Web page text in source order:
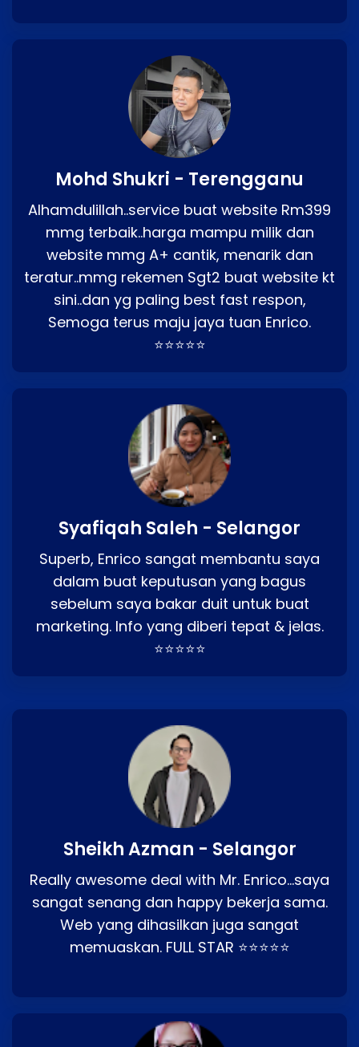
Mohd Shukri - Terengganu
Alhamdulillah..service buat website Rm399
mmg terbaik..harga mampu milik dan
website mmg A+ cantik, menarik dan
teratur..mmg rekemen Sgt2 buat website kt
sini..dan yg paling best fast respon,
Semoga terus maju jaya tuan Enrico.
⭐⭐⭐⭐⭐
Syafiqah Saleh - Selangor
Superb, Enrico sangat membantu saya
dalam buat keputusan yang bagus
sebelum saya bakar duit untuk buat
marketing. Info yang diberi tepat & jelas.
⭐⭐⭐⭐⭐
Sheikh Azman - Selangor
Really awesome deal with Mr. Enrico…saya
sangat senang dan happy bekerja sama.
Web yang dihasilkan juga sangat
memuaskan. FULL STAR ⭐⭐⭐⭐⭐